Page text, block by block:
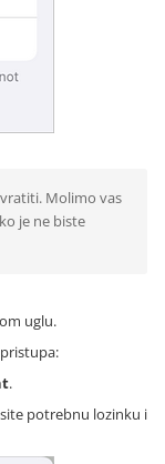
Molimo vas
je ne biste
uglu.
.
potrebnu lozinku i